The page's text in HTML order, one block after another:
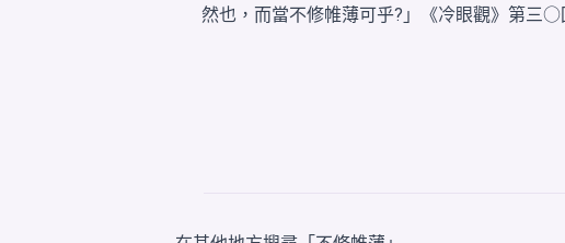
然也，而當不修帷薄可乎?」《冷眼觀》第三